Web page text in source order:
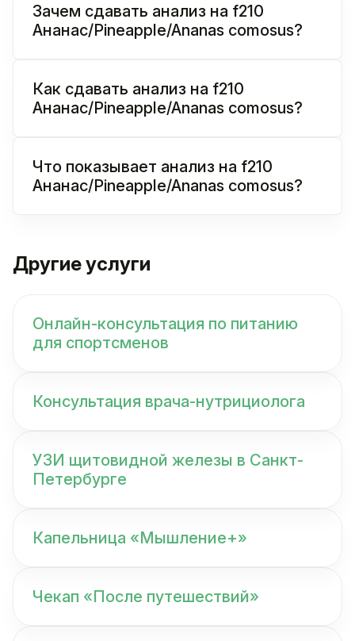
Зачем сдавать анализ на f210
Ананас/Pineapple/Ananas comosus?
Как сдавать анализ на f210
Ананас/Pineapple/Ananas comosus?
Что показывает анализ на f210
Ананас/Pineapple/Ananas comosus?
Другие услуги
Онлайн-консультация по питанию
для спортсменов
Консультация врача-нутрициолога
УЗИ щитовидной железы в Санкт-
Петербурге
Капельница «Мышление+»
Чекап «После путешествий»